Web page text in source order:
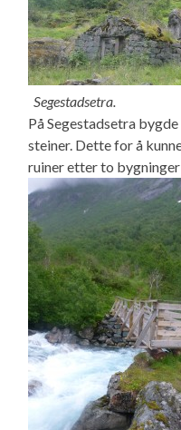
Segestadsetra.
På Segestadsetra
steiner. Dette for å
ruiner etter to